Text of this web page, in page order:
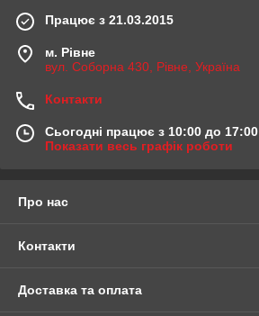
Працює з 21.03.2015
м. Рівне
вул. Соборна 430, Рівне, Україна
Контакти
Сьогодні працює з 10:00 до 17:00
Показати весь графік роботи
Про нас
Контакти
Доставка та оплата